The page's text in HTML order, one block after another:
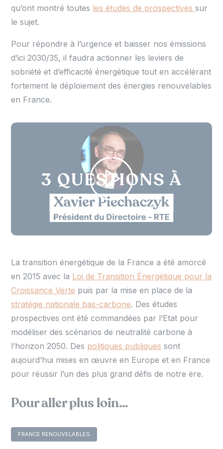
qu’ont montré toutes les études de prospectives sur
le sujet.
Pour répondre à l’urgence et baisser nos émissions
d’ici 2030/35, il faudra actionner les leviers de
sobriété et d’efficacité énergétique tout en accélérant
fortement le déploiement des énergies renouvelables
en France.
La transition énergétique de la France a été amorcé
en 2015 avec la Loi de Transition Énergétique pour la
Croissance Verte puis par la mise en place de la
stratégie nationale bas-carbone. Des études
prospectives ont été commandées par l’Etat pour
modéliser des scénarios de neutralité carbone à
l’horizon 2050. Des politiques publiques sont
aujourd’hui mises en œuvre en Europe et en France
pour réussir l’un des plus grand défis de notre ère.
Pour aller plus loin...
FRANCE RENOUVELABLES